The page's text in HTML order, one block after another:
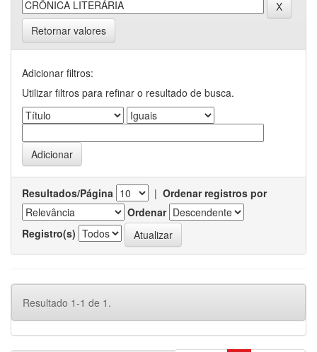
Retornar valores
Adicionar filtros:
Utilizar filtros para refinar o resultado de busca.
Resultados/Página | Ordenar registros por
Ordenar
Registro(s)
Resultado 1-1 de 1.